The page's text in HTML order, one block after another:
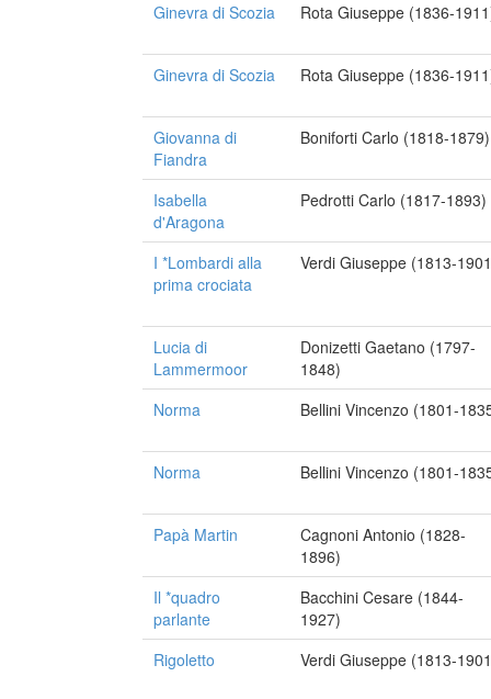
Ginevra di Scozia
Rota Giuseppe (1836-
Ginevra di Scozia Rota Giuseppe (1836-
Giovanna di
Fiandra
Boniforti Carlo (1818-1879)
Isabella
d'Aragona
Pedrotti Carlo (1817-1893)
I *Lombardi alla
prima crociata
Verdi Giuseppe (1813-
Lucia di
Lammermoor
Donizetti Gaetano (1797-
1848)
Norma
Bellini Vincenzo (1801-
Norma Bellini Vincenzo (1801-
Papà Martin
Cagnoni Antonio (1828-
1896)
Il *quadro
parlante
Bacchini Cesare (1844-
1927)
Rigoletto
Verdi Giuseppe (1813-